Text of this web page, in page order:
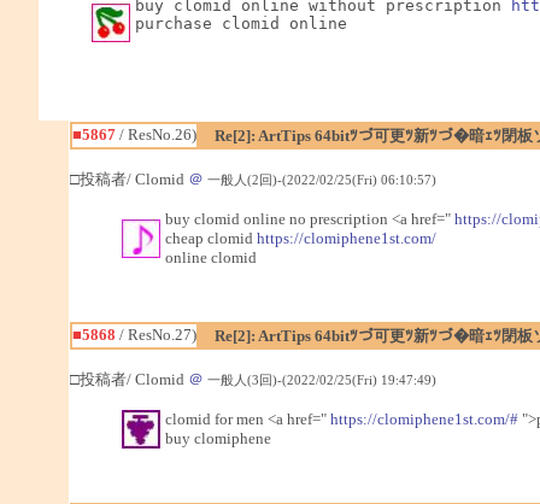
buy clomid online without prescription
purchase clomid online
■5867/ ResNo.26) Re[2]: ArtTips 64bitﾂづ可更ﾂ新ﾂづ�暗ｪﾂ閉
□投稿者/ Clomid ＠ 一般人(2回)-(2022/02/25(Fri) 06:10:57)
buy clomid online no prescription <a href=" https://
cheap clomid https://clomiphene1st.com/
online clomid
■5868 / ResNo.27) Re[2]: ArtTips 64bitﾂづ可更ﾂ新ﾂづ�暗ｪﾂ閉
□投稿者/ Clomid ＠ 一般人(3回)-(2022/02/25(Fri) 19:47:49)
clomid for men <a href=" https://clomiphene1st.com/#
buy clomiphene